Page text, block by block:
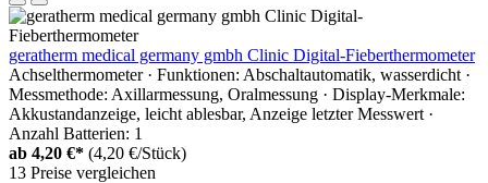
geratherm medical germany gmbh Clinic Digital-Fieberthermometer
Achselthermometer · Funktionen: Abschaltautomatik, wasserdicht ·
Messmethode: Axillarmessung, Oralmessung · Display-Merkmale:
Akkustandanzeige, leicht ablesbar, Anzeige letzter Messwert ·
Anzahl Batterien: 1
ab 4,20 €* (4,20 €/Stück)
13 Preise vergleichen